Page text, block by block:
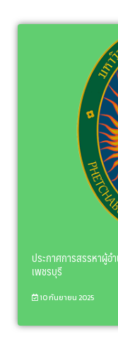
ประกาศการสรรหาผู้อ
เพชรบุรี
10 กันยายน 2025